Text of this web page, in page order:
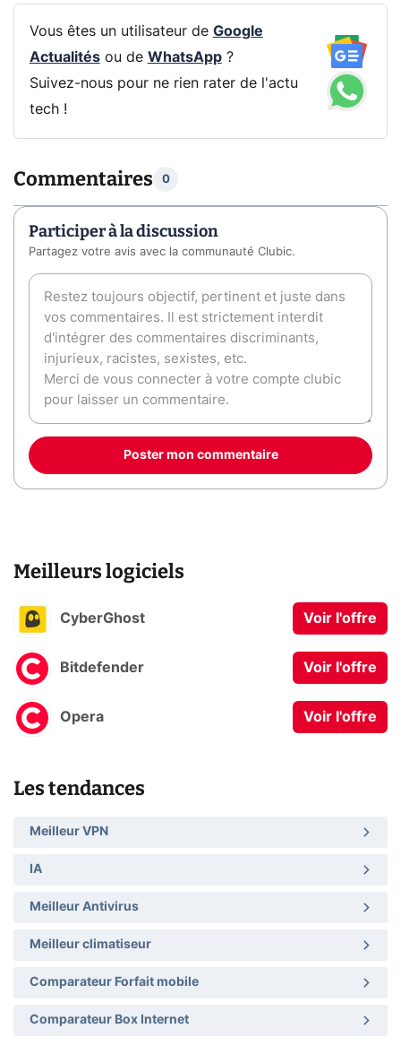
Vous êtes un utilisateur de Google
Actualitésou de WhatsApp?
Suivez-nous pour ne rien rater de l'actu
tech !
Commentaires 0
Participer à la discussion
Partagez votre avis avec la communauté Clubic.
Poster mon commentaire
Meilleurs logiciels
CyberGhost Voir l'offre
Bitdefender Voir l'offre
Opera Voir l'offre
Les tendances
Meilleur VPN
IA
Meilleur Antivirus
Meilleur climatiseur
Comparateur Forfait mobile
Comparateur Box Internet